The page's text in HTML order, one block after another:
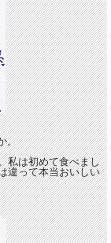
。
私は初めて食べまし
違って本当おいしい